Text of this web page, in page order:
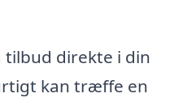
tilbud direkte i din
kan træffe en